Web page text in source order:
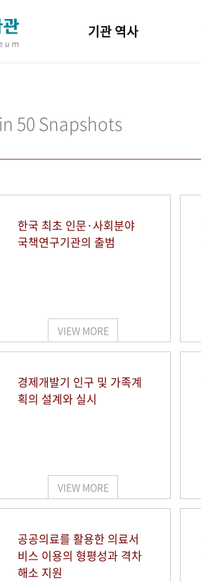
기관 역사
기관 변천사
50 Snapshots
한국 최초 인문·사회분야
국책연구기관의 출범
VIEW MORE
경제개발기 인구 및 가족계
획의 설계와 실시
VIEW MORE
공공의료를 활용한 의료서
비스 이용의 형평성과 격차
해소 지원